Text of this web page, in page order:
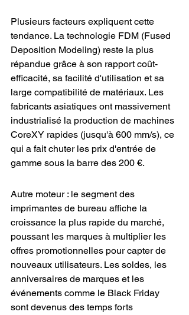
Plusieurs facteurs expliquent cette
tendance. La technologie FDM (Fused
Deposition Modeling) reste la plus
répandue grâce à son rapport coût-
efficacité, sa facilité d'utilisation et sa
large compatibilité de matériaux. Les
fabricants asiatiques ont massivement
industrialisé la production de machines
CoreXY rapides (jusqu'à 600 mm/s), ce
qui a fait chuter les prix d'entrée de
gamme sous la barre des 200 €.
Autre moteur : le segment des
imprimantes de bureau affiche la
croissance la plus rapide du marché,
poussant les marques à multiplier les
offres promotionnelles pour capter de
nouveaux utilisateurs. Les soldes, les
anniversaires de marques et les
événements comme le Black Friday
sont devenus des temps forts